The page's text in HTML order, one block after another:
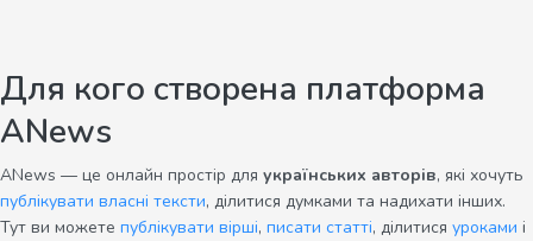
Для кого створена платформа
ANews
ANews — це онлайн простір для українських авторів, які хочуть
публікувати власні тексти, ділитися думками та надихати інших.
Тут ви можете публікувати вірші, писати статті, ділитися уроками і